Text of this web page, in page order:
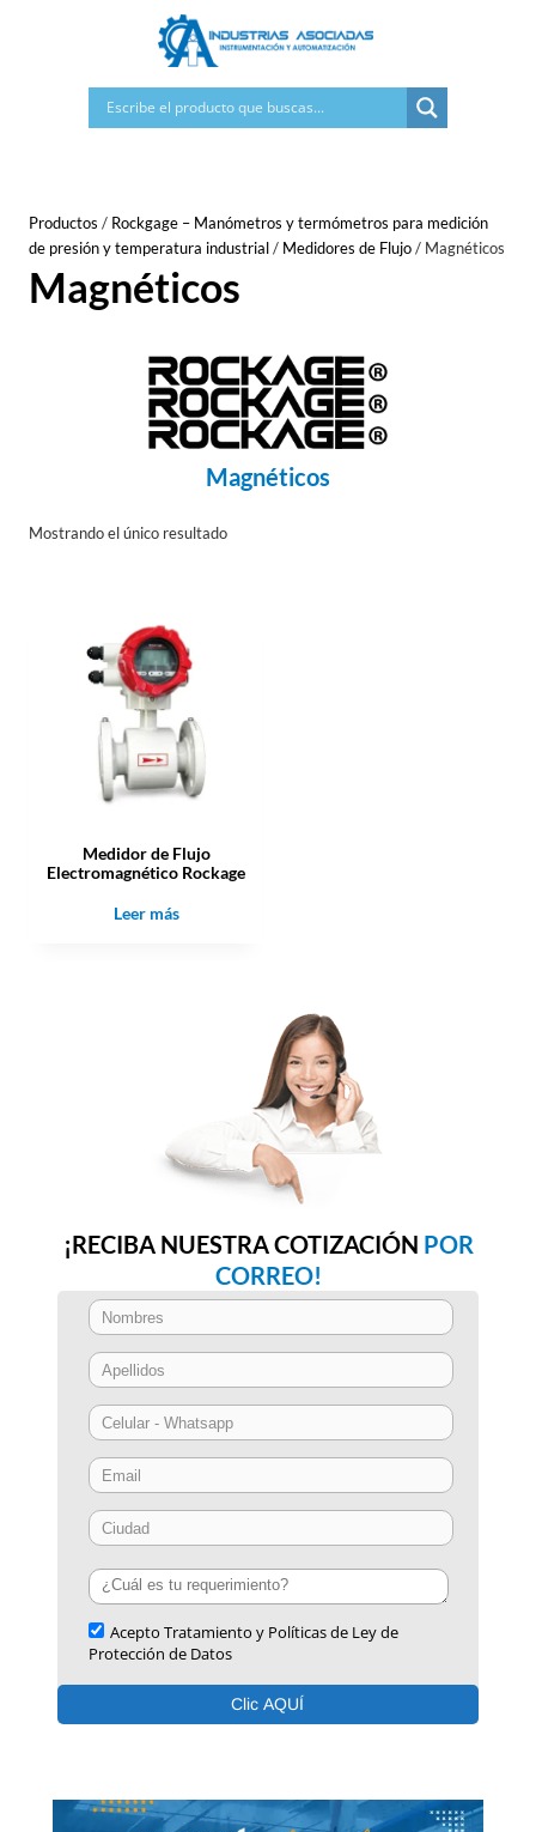
Productos / Rockgage – Manómetros y termómetros para medición
de presión y temperatura industrial/ Medidores de Flujo/ Magnéticos
Magnéticos
Magnéticos
Mostrando el único resultado
Medidor de Flujo
Electromagnético Rockage
Leer más
¡RECIBA NUESTRA COTIZACIÓN POR
CORREO!